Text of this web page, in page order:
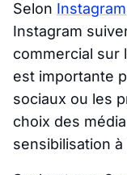
Selon Instagram
Instagram
commercial sur
est importante
sociaux ou les
choix des
sensibilisation à